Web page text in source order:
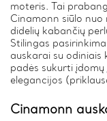
moteris. Tai
Cinamonn siūlo nuo
didelių kabančių
Stilingas
auskarai su odiniais
padės sukurti
elegancijos
Cinamonn